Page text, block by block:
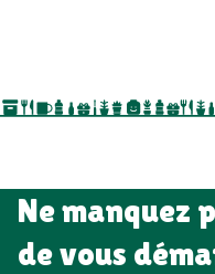
Ne manquez
de vous